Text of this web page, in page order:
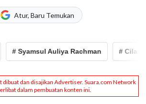
Atur, Baru Temukan
# Syamsul Auliya Rachman # Cilacap